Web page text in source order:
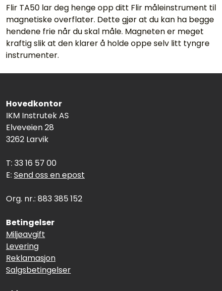
Flir TA50 lar deg henge opp ditt Flir måleinstrument til
magnetiske overflater. Dette gjør at du kan ha begge
hendene frie når du skal måle. Magneten er meget
kraftig slik at den klarer å holde oppe selv litt tyngre
instrumenter.
Hovedkontor
IKM Instrutek AS
Elveveien 28
3262 Larvik
T: 33 16 57 00
E: Send oss en epost
Org. nr.: 883 385 152
Betingelser
Miljøavgift
Levering
Reklamasjon
Salgsbetingelser